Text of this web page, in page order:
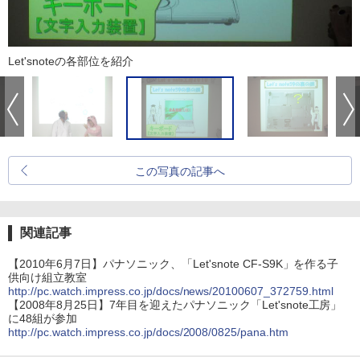
Let'snoteの各部位を紹介
この写真の記事へ
関連記事
【2010年6月7日】パナソニック、「Let'snote CF-S9K」を作る子
供向け組立教室
http://pc.watch.impress.co.jp/docs/news/20100607_372759.html
【2008年8月25日】7年目を迎えたパナソニック「Let'snote工房」
に48組が参加
http://pc.watch.impress.co.jp/docs/2008/0825/pana.htm